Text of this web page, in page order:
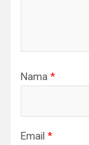
Nama *
Email *